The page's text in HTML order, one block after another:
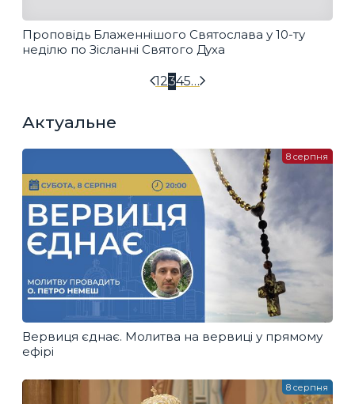
Проповідь Блаженнішого Святослава у 10-ту
неділю по Зісланні Святого Духа
12345…
Актуальне
Вервиця єднає. Молитва на вервиці у прямому
ефірі
8 серпня
8 серпня